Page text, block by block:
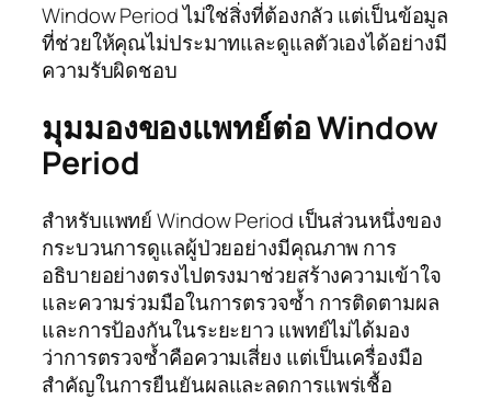
Window Period ไม่ใช่สิ่งที่ต้องกลัว แต่เป็นข้อมูล
ที่ช่วยให้คุณไม่ประมาทและดูแลตัวเองได้อย่างมี
ความรับผิดชอบ
มุมมองของแพทย์ต่อ Window
Period
สำหรับแพทย์ Window Period เป็นส่วนหนึ่งของ
กระบวนการดูแลผู้ป่วยอย่างมีคุณภาพ การ
อธิบายอย่างตรงไปตรงมาช่วยสร้างความเข้าใจ
และความร่วมมือในการตรวจซ้ำ การติดตามผล
และการป้องกันในระยะยาว แพทย์ไม่ได้มอง
ว่าการตรวจซ้ำคือความเสี่ยง แต่เป็นเครื่องมือ
สำคัญในการยืนยันผลและลดการแพร่เชื้อ